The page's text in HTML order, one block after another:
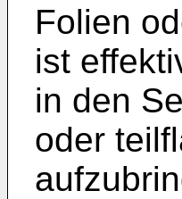
Folien
ist
in den
oder